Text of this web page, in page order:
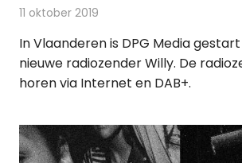
11 oktober 2019
In Vlaanderen is DPG Media
nieuwe radiozender Willy. De
horen via Internet en DAB+.